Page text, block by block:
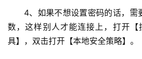
础
设
施
4、如果不想设置密码的话，需
数，这样别人才能连接上，打开
具】，双击打开【本地安全策略】。